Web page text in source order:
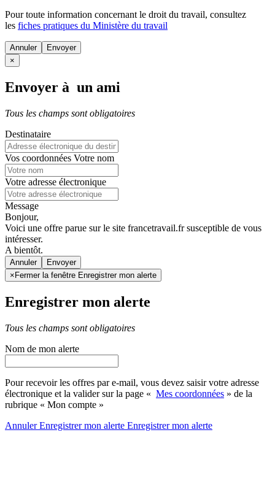
Pour toute information concernant le droit du travail, consultez
les fiches pratiques du Ministère du travail
Annuler
×
Envoyer à un ami
Tous les champs sont obligatoires
Destinataire
Vos coordonnées Votre nom
Votre adresse électronique
Message
Bonjour,
Voici une offre parue sur le site francetravail.fr susceptible de vous
intéresser.
A bientôt.
Annuler
× Fermer la fenêtre Enregistrer mon alerte
Enregistrer mon alerte
Tous les champs sont obligatoires
Nom de mon alerte
Pour recevoir les offres par e-mail, vous devez saisir votre adresse
électronique et la valider sur la page « Mes coordonnées » de la
rubrique « Mon compte »
AnnulerEnregistrer mon alerte Enregistrermon alerte